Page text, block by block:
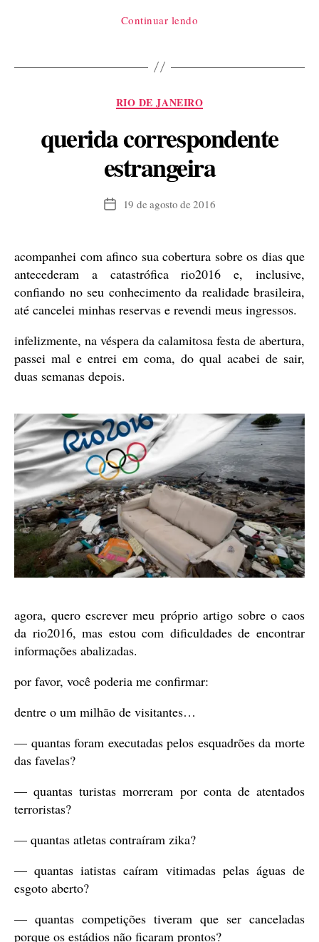
Continuar lendo
olimpíada:
Categorias
RIO DE JANEIRO
querida correspondente
estrangeira
Data19 de agosto de 2016
acompanhei com afinco sua cobertura sobre os dias que
antecederam a catastrófica rio2016 e, inclusive,
confiando no seu conhecimento da realidade brasileira,
até cancelei minhas reservas e revendi meus ingressos.
infelizmente, na véspera da calamitosa festa de abertura,
passei mal e entrei em coma, do qual acabei de sair,
duas semanas depois.
agora, quero escrever meu próprio artigo sobre o caos
da rio2016, mas estou com dificuldades de encontrar
informações abalizadas.
por favor, você poderia me confirmar:
dentre o um milhão de visitantes…
— quantas foram executadas pelos esquadrões da morte
das favelas?
— quantas turistas morreram por conta de atentados
terroristas?
— quantas atletas contraíram zika?
— quantas iatistas caíram vitimadas pelas águas de
esgoto aberto?
— quantas competições tiveram que ser canceladas
porque os estádios não ficaram prontos?